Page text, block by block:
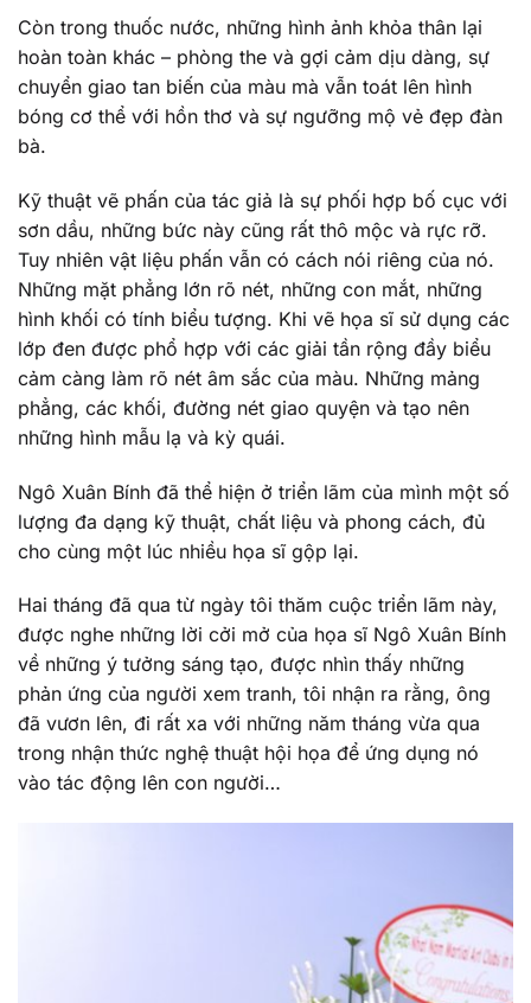
Còn trong thuốc nước, những hình ảnh khỏa thân lại
hoàn toàn khác – phòng the và gợi cảm dịu dàng, sự
chuyển giao tan biến của màu mà vẫn toát lên hình
bóng cơ thể với hồn thơ và sự ngưỡng mộ vẻ đẹp đàn
bà.
Kỹ thuật vẽ phấn của tác giả là sự phối hợp bố cục với
sơn dầu, những bức này cũng rất thô mộc và rực rỡ.
Tuy nhiên vật liệu phấn vẫn có cách nói riêng của nó.
Những mặt phẳng lớn rõ nét, những con mắt, những
hình khối có tính biểu tượng. Khi vẽ họa sĩ sử dụng các
lớp đen được phổ hợp với các giải tần rộng đầy biểu
cảm càng làm rõ nét âm sắc của màu. Những mảng
phẳng, các khối, đường nét giao quyện và tạo nên
những hình mẫu lạ và kỳ quái.
Ngô Xuân Bính đã thể hiện ở triển lãm của mình một số
lượng đa dạng kỹ thuật, chất liệu và phong cách, đủ
cho cùng một lúc nhiều họa sĩ gộp lại.
Hai tháng đã qua từ ngày tôi thăm cuộc triển lãm này,
được nghe những lời cởi mở của họa sĩ Ngô Xuân Bính
về những ý tưởng sáng tạo, được nhìn thấy những
phản ứng của người xem tranh, tôi nhận ra rằng, ông
đã vươn lên, đi rất xa với những năm tháng vừa qua
trong nhận thức nghệ thuật hội họa để ứng dụng nó
vào tác động lên con người…